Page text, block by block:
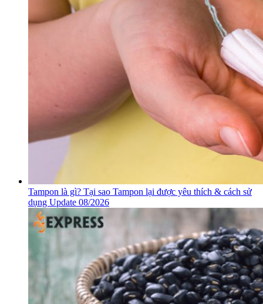
Tampon là gì? Tại sao Tampon lại được yêu thích & cách sử
dụng Update 08/2026